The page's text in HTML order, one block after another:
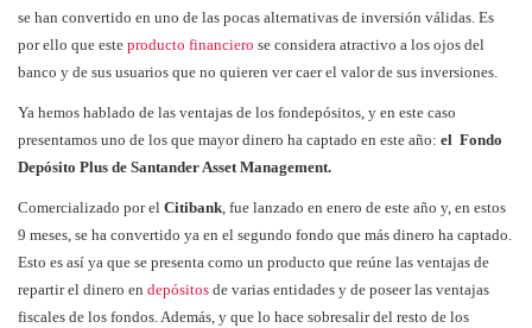
se han convertido en uno de las pocas alternativas de inversión válidas. Es
por ello que este producto financiero se considera atractivo a los ojos del
banco y de sus usuarios que no quieren ver caer el valor de sus inversiones.
Ya hemos hablado de las ventajas de los fondepósitos, y en este caso
presentamos uno de los que mayor dinero ha captado en este año: el Fondo
Depósito Plus de Santander Asset Management.
Comercializado por el Citibank, fue lanzado en enero de este año y, en estos
9 meses, se ha convertido ya en el segundo fondo que más dinero ha captado.
Esto es así ya que se presenta como un producto que reúne las ventajas de
repartir el dinero en depósitos de varias entidades y de poseer las ventajas
fiscales de los fondos. Además, y que lo hace sobresalir del resto de los